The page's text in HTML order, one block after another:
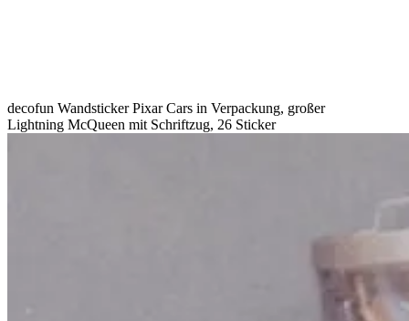
decofun Wandsticker Pixar Cars in Verpackung, großer
Lightning McQueen mit Schriftzug, 26 Sticker